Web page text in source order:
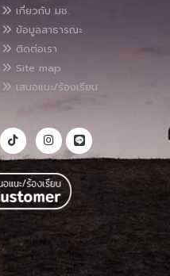
เกี่ยวกับ มช.
ข้อมูลสาธารณะ
ติดต่อเรา
Site map
เสนอแนะ/ร้องเรียน